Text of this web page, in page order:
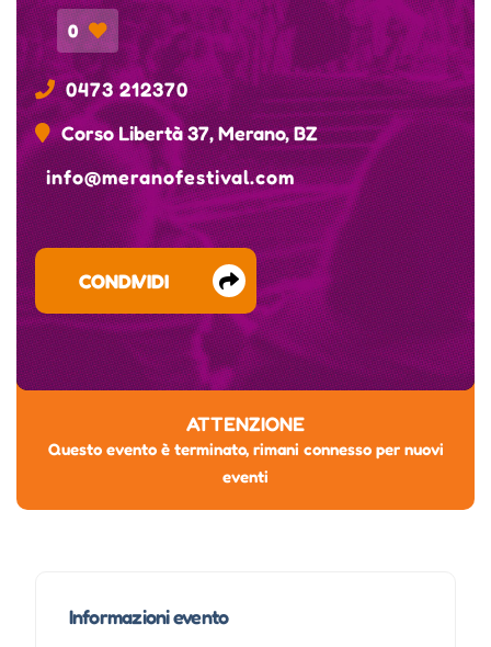
0
0473 212370
Corso Libertà 37, Merano, BZ
info@meranofestival.com
CONDIVIDI
ATTENZIONE
Questo evento è terminato, rimani connesso per nuovi
eventi
Informazioni evento